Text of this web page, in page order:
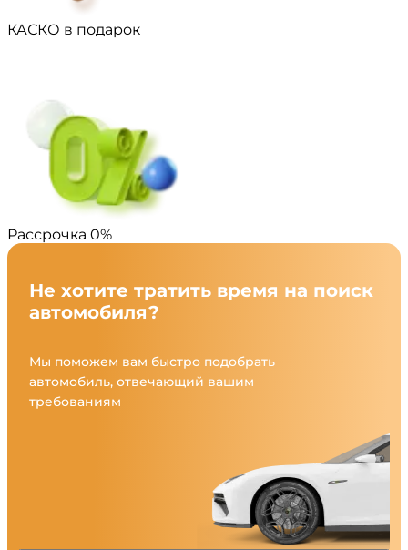
КАСКО в подарок
Рассрочка 0%
Не хотите тратить время на поиск
автомобиля?
Мы поможем вам быстро подобрать
автомобиль, отвечающий вашим
требованиям